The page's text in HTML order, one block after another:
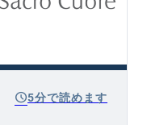
schedule5分で読めます